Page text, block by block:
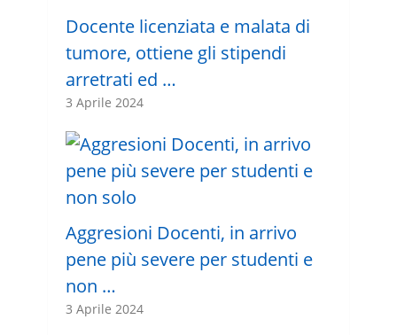
Docente licenziata e malata di
tumore, ottiene gli stipendi
arretrati ed …
3 Aprile 2024
Aggresioni Docenti, in arrivo
pene più severe per studenti e
non …
3 Aprile 2024